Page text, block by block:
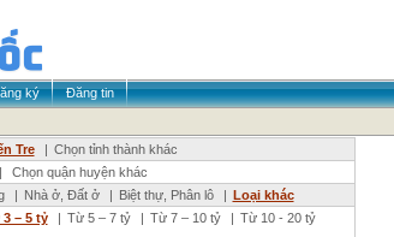
ký
Đăng tin
Tre | Chọn tỉnh thành khác
|
Chọn quận huyện khác
| Nhà ở, Đất ở | Biệt thự, Phân lô | Loại khác
– 5 tỷ | Từ 5 – 7 tỷ | Từ 7 – 10 tỷ | Từ 10 - 20 tỷ